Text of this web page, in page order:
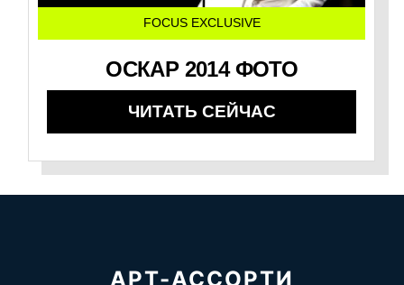
FOCUS EXCLUSIVE
ОСКАР 2014 ФОТО
ЧИТАТЬ СЕЙЧАС
АРТ-АССОРТИ